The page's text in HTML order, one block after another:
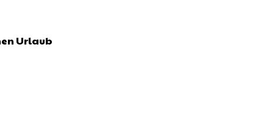
Urlaub